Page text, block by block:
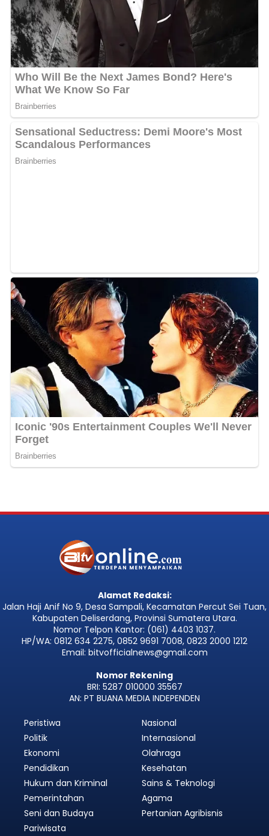
Alamat Redaksi:
Jalan Haji Anif No 9, Desa Sampali, Kecamatan Percut Sei Tuan,
Kabupaten Deliserdang, Provinsi Sumatera Utara.
Nomor Telpon Kantor: (061) 4403 1037.
HP/WA: 0812 634 2275, 0852 9691 7008, 0823 2000 1212
Email: bitvofficialnews@gmail.com
Nomor Rekening
BRI: 5287 010000 35567
AN: PT BUANA MEDIA INDEPENDEN
Peristiwa
Politik
Ekonomi
Pendidikan
Hukum dan Kriminal
Pemerintahan
Nasional
Internasional
Olahraga
Kesehatan
Sains & Teknologi
Agama
Seni dan Budaya
Pariwisata
Pertanian Agribisnis